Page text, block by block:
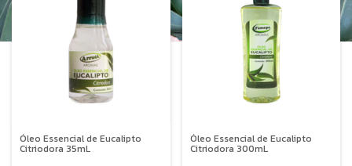
Óleo Essencial de Eucalipto
Citriodora 35mL
Óleo Essencial de Eucalipto
Citriodora 300mL